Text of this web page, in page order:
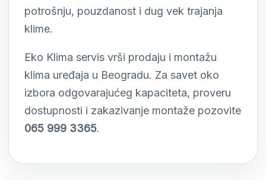
potrošnju, pouzdanost i dug vek trajanja
klime.
Eko Klima servis vrši prodaju i montažu
klima uređaja u Beogradu. Za savet oko
izbora odgovarajućeg kapaciteta, proveru
dostupnosti i zakazivanje montaže pozovite
065 999 3365.